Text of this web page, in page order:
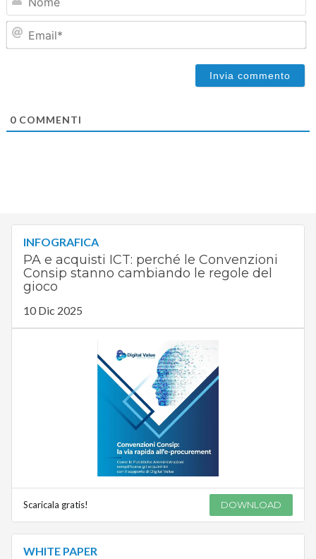
0COMMENTI
INFOGRAFICA
PA e acquisti ICT: perché le Convenzioni
Consip stanno cambiando le regole del
gioco
10 Dic 2025
Scaricala gratis! DOWNLOAD
WHITE PAPER